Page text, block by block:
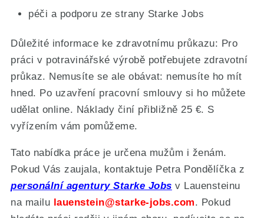
péči a podporu ze strany Starke Jobs
Důležité informace ke zdravotnímu průkazu: Pro
práci v potravinářské výrobě potřebujete zdravotní
průkaz. Nemusíte se ale obávat: nemusíte ho mít
hned. Po uzavření pracovní smlouvy si ho můžete
udělat online. Náklady činí přibližně 25 €. S
vyřízením vám pomůžeme.
Tato nabídka práce je určena mužům i ženám.
Pokud Vás zaujala, kontaktuje Petra Pondělíčka z
personální agentury Starke Jobs v Lauensteinu
na mailu lauenstein@starke-jobs.com. Pokud